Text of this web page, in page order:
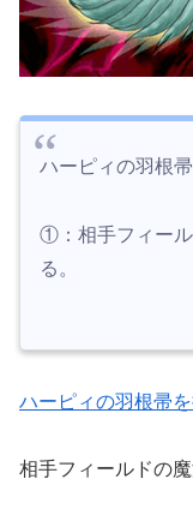
ハーピィの羽根
①：相手フィー
る。
ハーピィの羽根帚
相手フィールドの